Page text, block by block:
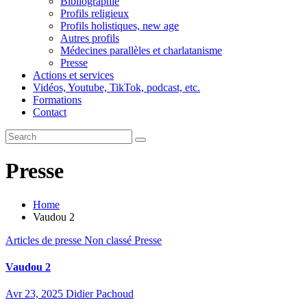
Profils religieux
Profils holistiques, new age
Autres profils
Médecines parallèles et charlatanisme
Presse
Actions et services
Vidéos, Youtube, TikTok, podcast, etc.
Formations
Contact
Presse
Home
Vaudou 2
Articles de presse Non classé Presse
Vaudou 2
Avr 23, 2025 Didier Pachoud